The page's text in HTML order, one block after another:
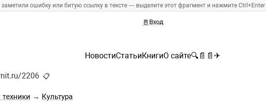
заметили ошибку или битую ссылку в тексте — выделите этот фрагмент и нажмите Ctrl+Enter
🚪 Вход
НовостиСтатьиКнигиО сайте🔍 📄 📄 ✈
2206 📋
→ Культура